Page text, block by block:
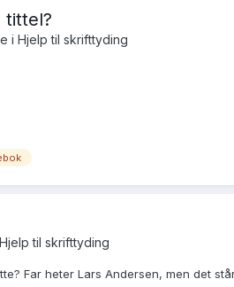
tittel?
i Hjelp til skrifttyding
Hjelp til skrifttyding
Far heter Lars Andersen, men det